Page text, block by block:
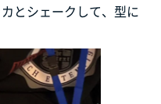
とシェークして、型に